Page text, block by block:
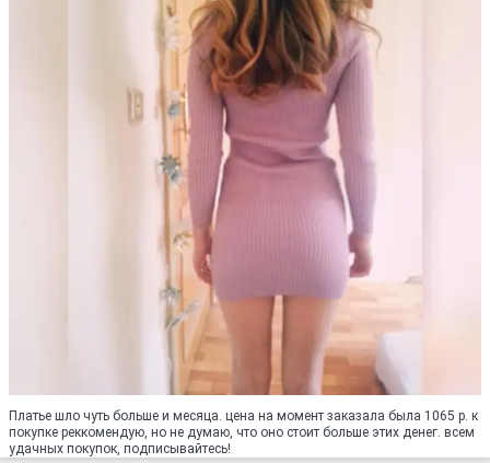
Платье шло чуть больше и месяца. цена на момент заказала была 1065 р. к
покупке реккомендую, но не думаю, что оно стоит больше этих денег. всем
удачных покупок, подписывайтесь!